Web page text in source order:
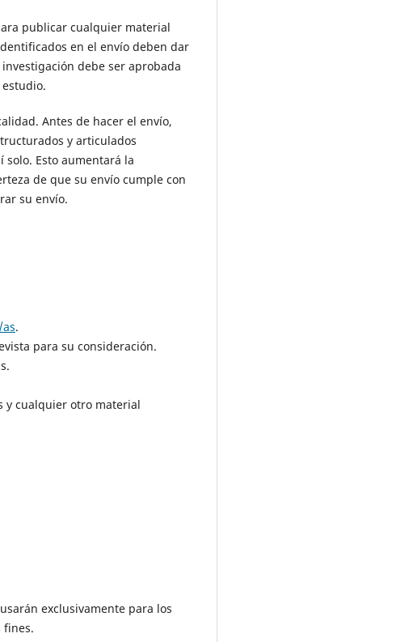
publicar cualquier material
en el envío deben dar
debe ser aprobada
Antes de hacer el envío,
y articulados
Esto aumentará la
de que su envío cumple con
su envío.
.
para su consideración.
y cualquier otro material
exclusivamente para los
fines.